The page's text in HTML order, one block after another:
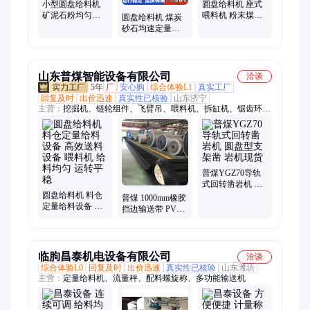
小型圆盘给料机
矿泥石粉均匀喂
圆盘给料机 煤炭
砂石均速定量给
圆盘给料机 座式
喂料机 粉末煤化
山东普煤智能设备有限公司
洽谈
5年 厂 安心购 综合体验L1 真实工厂
回复及时 出价迅速 真实性已核验
山东济宁
主营： 挖掘机、链轮组件、飞臂吊、喂料机、拆缸机、锯齿环、
伸缩臂、皮带硫化机、聚能管、临时支护装置、搬运悬浮气垫、
搬运坦克车、矿用三轮车、喷射器、船用风机、钻头、速凝剂、
钻杆、电液推杆、洗靴机、手拉葫芦、除铁器、管道排渣器、消
毒门、静电释放器、定向钻机
圆盘给料机 料仓
定量给料设备 高
普煤 1000mm橡胶
挡边输送带 PVC
普煤YGZ70导轨
式回转凿岩机 圆
临朐昌泰机电设备有限公司
洽谈
综合体验L0
回复及时 出价迅速 真实性已核验
山东潍坊
主营： 定量给料机、流量秤、配料螺旋称、多功能输送机